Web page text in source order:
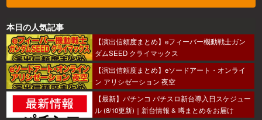
本日の人気記事
【演出信頼度まとめ】eフィーバー機動戦士ガン
ダムSEED クライマックス
【演出信頼度まとめ】eソードアート・オンライ
ン アリシゼーション 夜空
【最新】パチンコ パチスロ新台導入日スケジュー
ル (8/10更新)｜新台情報 & 噂まとめをお届け